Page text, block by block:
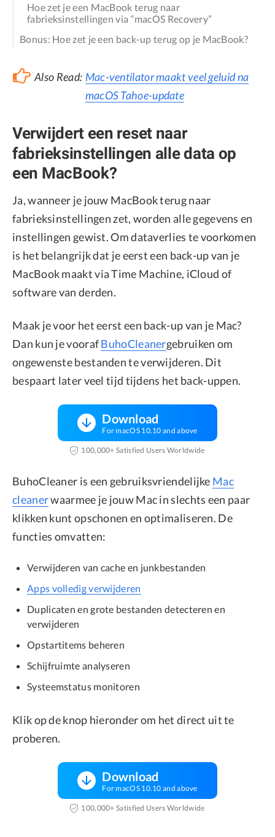
Hoe zet je een MacBook terug naar
fabrieksinstellingen via “macOS Recovery”
Bonus: Hoe zet je een back-up terug op je MacBook?
Also Read: Mac-ventilator maakt veel geluid na
macOS Tahoe-update
Verwijdert een reset naar
fabrieksinstellingen alle data op
een MacBook?
Ja, wanneer je jouw MacBook terug naar
fabrieksinstellingen zet, worden alle gegevens en
instellingen gewist. Om dataverlies te voorkomen
is het belangrijk dat je eerst een back-up van je
MacBook maakt via Time Machine, iCloud of
software van derden.
Maak je voor het eerst een back-up van je Mac?
Dan kun je voorafBuhoCleanergebruiken om
ongewenste bestanden te verwijderen. Dit
bespaart later veel tijd tijdens het back-uppen.
Download
For macOS 10.10 and above
100,000+ Satisfied Users Worldwide
BuhoCleaner is een gebruiksvriendelijke Mac
cleanerwaarmee je jouw Mac in slechts een paar
klikken kunt opschonen en optimaliseren. De
functies omvatten:
Verwijderen van cache en junkbestanden
Apps volledig verwijderen
Duplicaten en grote bestanden detecteren en
verwijderen
Opstartitems beheren
Schijfruimte analyseren
Systeemstatus monitoren
Klik op de knop hieronder om het direct uit te
proberen.
Download
For macOS 10.10 and above
100,000+ Satisfied Users Worldwide